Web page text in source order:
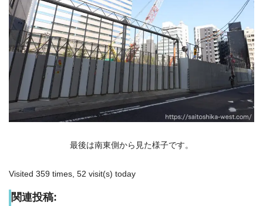
最後は南東側から見た様子です。
Visited 359 times, 52 visit(s) today
関連投稿: